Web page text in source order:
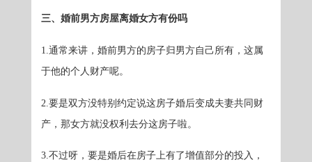
三、婚前男方房屋离婚女方有份吗
1.通常来讲，婚前男方的房子归男方自己所有，这属
于他的个人财产呢。
2.要是双方没特别约定说这房子婚后变成夫妻共同财
产，那女方就没权利去分这房子啦。
3.不过呀，要是婚后在房子上有了增值部分的投入，